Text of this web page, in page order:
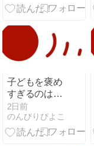
子どもを褒め
すぎるのはよ
くない？不安
になったとき
に見直したい
2日前
のんびりぴよこ